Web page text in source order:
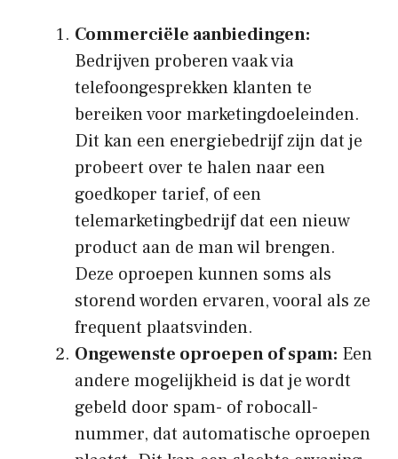
Commerciële aanbiedingen:
Bedrijven proberen vaak via
telefoongesprekken klanten te
bereiken voor marketingdoeleinden.
Dit kan een energiebedrijf zijn dat je
probeert over te halen naar een
goedkoper tarief, of een
telemarketingbedrijf dat een nieuw
product aan de man wil brengen.
Deze oproepen kunnen soms als
storend worden ervaren, vooral als ze
frequent plaatsvinden.
Ongewenste oproepen of spam: Een
andere mogelijkheid is dat je wordt
gebeld door spam- of robocall-
nummer, dat automatische oproepen